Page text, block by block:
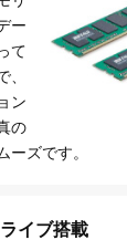
ー
て
、
ン
の
ーズです。
イブ搭載